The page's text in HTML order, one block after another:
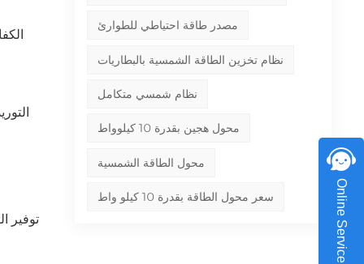
مصدر طاقة احتياطي للطوارئ
نظام تخزين الطاقة الشمسية بالبطاريات
نظام شمسي متكامل
محول هجين بقدرة 10 كيلوواط
محول الطاقة الشمسية
سعر محول الطاقة بقدرة 10 كيلو واط
توفير
Online Service